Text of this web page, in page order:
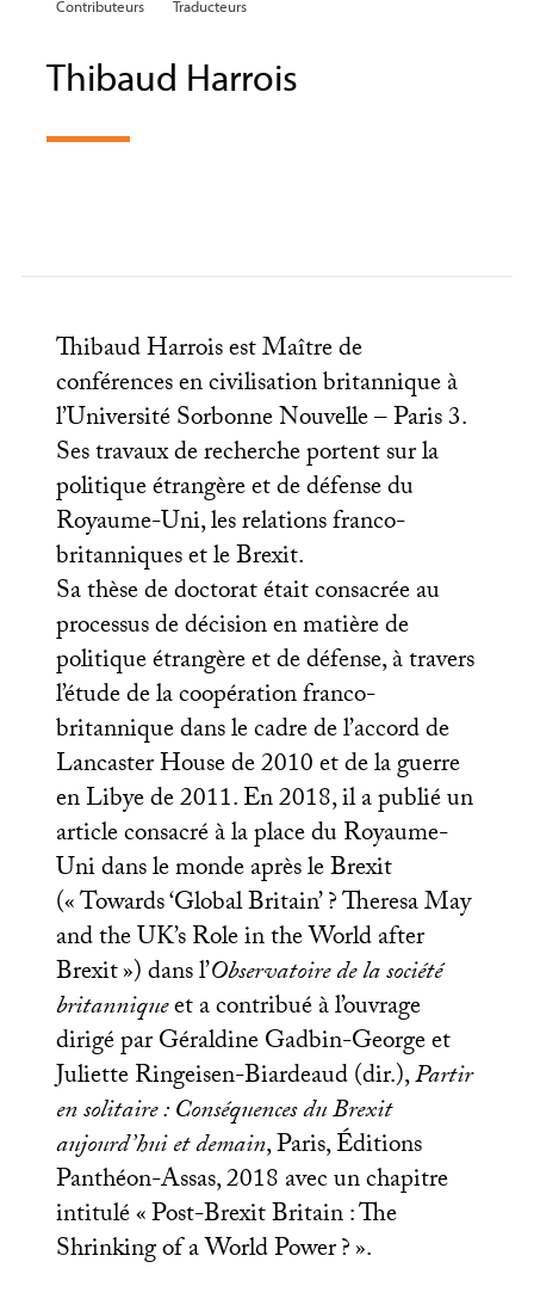
Contributeurs Traducteurs
Thibaud Harrois
Thibaud Harrois est Maître de
conférences en civilisation britannique à
l’Université Sorbonne Nouvelle – Paris 3.
Ses travaux de recherche portent sur la
politique étrangère et de défense du
Royaume-Uni, les relations franco-
britanniques et le Brexit.
Sa thèse de doctorat était consacrée au
processus de décision en matière de
politique étrangère et de défense, à travers
l’étude de la coopération franco-
britannique dans le cadre de l’accord de
Lancaster House de 2010 et de la guerre
en Libye de 2011. En 2018, il a publié un
article consacré à la place du Royaume-
Uni dans le monde après le Brexit
(«Towards ‘Global Britain’? Theresa May
and theUK’s Role in the World after
Brexit») dans l’Observatoire de la société
britanniqueet a contribué à l’ouvrage
dirigé par Géraldine Gadbin-George et
Juliette Ringeisen-Biardeaud (dir.),Partir
en solitaire : Conséquences du Brexit
aujourd’hui et demain, Paris, Éditions
Panthéon-Assas, 2018 avec un chapitre
intitulé «Post-Brexit Britain : The
Shrinking of a World Power?».